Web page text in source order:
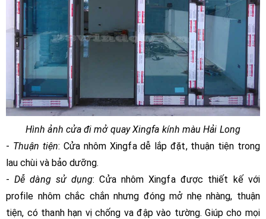
Hình ảnh cửa đi mở quay Xingfa kính màu Hải Long
- Thuận tiện: Cửa nhôm Xingfa dễ lắp đặt, thuận tiện trong
lau chùi và bảo dưỡng.
-Dễ dàng sử dụng: Cửa nhôm Xingfa được thiết kế với
profile nhôm chắc chắn nhưng đóng mở nhẹ nhàng, thuận
tiện, có thanh hạn vị chống va đập vào tường. Giúp cho mọi